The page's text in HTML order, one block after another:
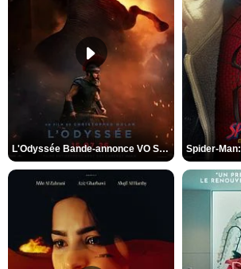
L'Odyssée Bande-annonce VO STFR